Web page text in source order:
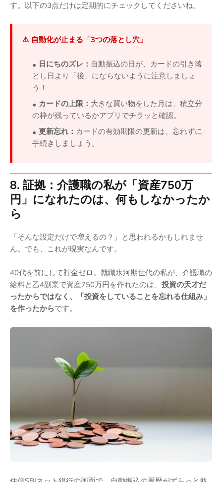
す。以下の3点だけは定期的にチェックしてくださいね。
⚠️ 自動化が止まる「3つの落とし穴」
日にちのズレ： 自動振込の日が、カードの引き落
とし日より「後」にならないように注意しましょ
う！
カードの上限： 大きな買い物をした月は、積立分
の枠が残っているかアプリでチラッと確認。
更新忘れ： カードの有効期限の更新は、忘れずに
手続きしましょう。
8. 証拠：介護職の私が「資産750万
円」になれたのは、何もしなかったか
ら
「そんな設定だけで増えるの？」と思われるかもしれませ
ん。でも、これが現実なんです。
40代を前にして貯金ゼロ。就職氷河期世代の私が、介護職の
給料と乙4副業で資産750万円を作れたのは、 投資の天才だ
ったからではなく、「投資をしていることを忘れる仕組み」
を作ったからです。